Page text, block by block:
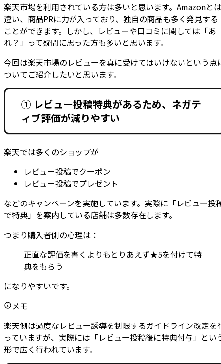
楽天市場を利用されている方は多いと思います。Amazonとは
違い、商品PRに力が入っており、独自の商品も多く発見する
ことができます。しかし、レビューや口コミに関しては「あ
れ？」って疑問に思った方も多いと思います。
今回は楽天市場のレビューを真に受けてはいけないという点
ついてご紹介したいと思います。
① レビュー投稿特典があるため、ネガテ
ィブ評価が減りやすい
楽天では多くのショップが
レビュー投稿でクーポン
レビュー投稿でプレゼント
などのキャンペーンを実施しています。実際に「レビュー投
で特典」を案内している店舗は多数存在します。
つまり購入者側の心理は：
正直な評価を書くよりもとりあえず★5を付けて特
典をもらう
になりやすいです。
メモ
楽天側は過度なレビュー誘導を制限するガイドライン改定を
っていますが、実際には「レビュー投稿後に特典付与」とい
形で広く行われています。